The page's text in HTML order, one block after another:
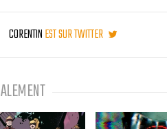
CORENTINEST SUR TWITTER